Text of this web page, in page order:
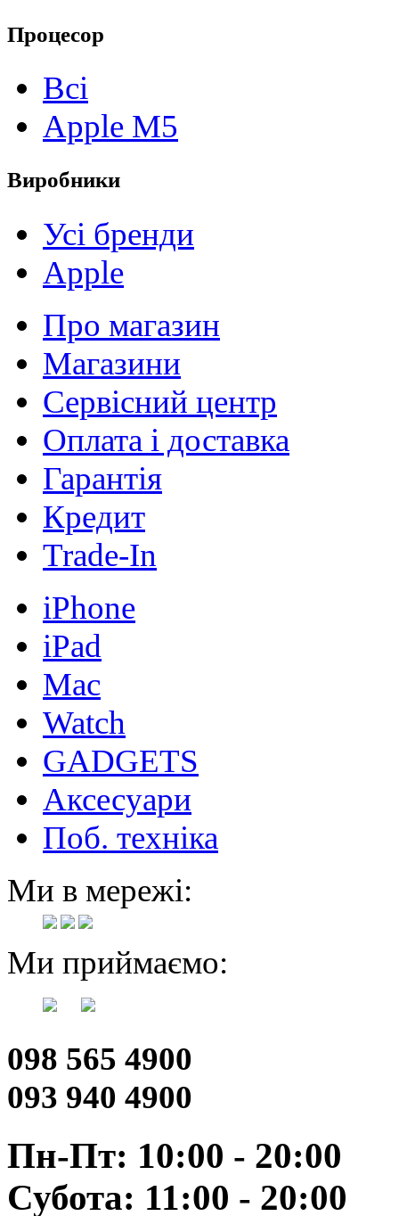
Процесор
Всі
Apple M5
Виробники
Усі бренди
Apple
Про магазин
Магазини
Сервісний центр
Оплата і доставка
Гарантія
Кредит
Trade-In
iPhone
iPad
Mac
Watch
GADGETS
Аксесуари
Поб. техніка
Ми в мережі:
Ми приймаємо:
098 565 4900
093 940 4900
Пн-Пт: 10:00 - 20:00
Субота: 11:00 - 20:00